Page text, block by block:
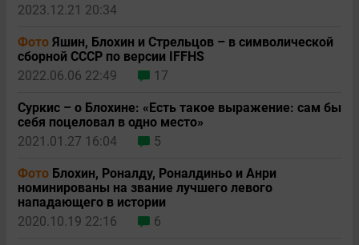
2023.12.21 20:34
Фото Яшин, Блохин и Стрельцов – в символической
сборной СССР по версии IFFHS
2022.06.06 22:49
17
Суркис – о Блохине: «Есть такое выражение: сам бы
себя поцеловал в одно место»
2021.01.27 16:04
5
Фото Блохин, Роналду, Роналдиньо и Анри
номинированы на звание лучшего левого
нападающего в истории
2020.10.19 22:16
6